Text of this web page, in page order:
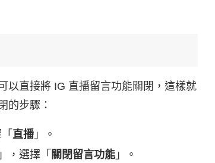
以直接將 IG 直播留言功能關閉，這樣就
的步驟：
直播」。
」，選擇「 關閉留言功能 」。